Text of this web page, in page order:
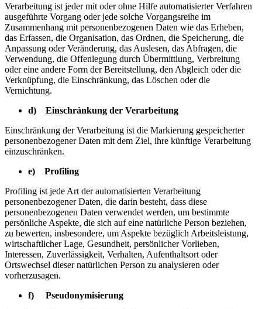
Verarbeitung ist jeder mit oder ohne Hilfe automatisierter Verfahren
ausgeführte Vorgang oder jede solche Vorgangsreihe im
Zusammenhang mit personenbezogenen Daten wie das Erheben,
das Erfassen, die Organisation, das Ordnen, die Speicherung, die
Anpassung oder Veränderung, das Auslesen, das Abfragen, die
Verwendung, die Offenlegung durch Übermittlung, Verbreitung
oder eine andere Form der Bereitstellung, den Abgleich oder die
Verknüpfung, die Einschränkung, das Löschen oder die
Vernichtung.
d) Einschränkung der Verarbeitung
Einschränkung der Verarbeitung ist die Markierung gespeicherter
personenbezogener Daten mit dem Ziel, ihre künftige Verarbeitung
einzuschränken.
e) Profiling
Profiling ist jede Art der automatisierten Verarbeitung
personenbezogener Daten, die darin besteht, dass diese
personenbezogenen Daten verwendet werden, um bestimmte
persönliche Aspekte, die sich auf eine natürliche Person beziehen,
zu bewerten, insbesondere, um Aspekte bezüglich Arbeitsleistung,
wirtschaftlicher Lage, Gesundheit, persönlicher Vorlieben,
Interessen, Zuverlässigkeit, Verhalten, Aufenthaltsort oder
Ortswechsel dieser natürlichen Person zu analysieren oder
vorherzusagen.
f) Pseudonymisierung